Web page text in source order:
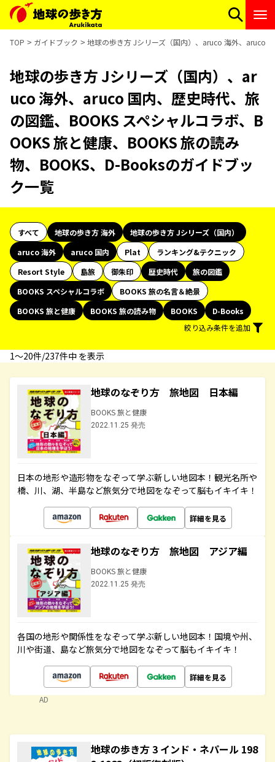
TOP ガイドブック 地球の歩き方 Jシリーズ（国内）、aruco 海外、aruco
地球の歩き方 Jシリーズ（国内）、ar
uco 海外、aruco 国内、歴史時代、旅
の図鑑、BOOKS スペシャルコラボ、B
OOKS 旅と健康、BOOKS 旅の読み
物、BOOKS、D-Booksのガイドブッ
ク一覧
すべて 地球の歩き方 海外
地球の歩き方 Jシリーズ（国内）
aruco 海外
aruco 国内 Plat
ランキング&テクニック
Resort Style
島旅 御朱印 歴史時代
旅の図鑑
BOOKS スペシャルコラボ
BOOKS 旅の名言＆絶景
BOOKS 旅と健康
BOOKS 旅の読み物 BOOKS
D-Books
絞り込み条件を追加
1〜20件/237件中 を表示
地球のなぞり方 旅地図 日本編
BOOKS 旅と健康
2022.11.25 発売
日本の地形や造形物をなぞって学ぶ新しい地図本！観光名所や
橋、川、湖、半島など旅気分で地図をなぞって脳もイキイキ！
詳細を見る
地球のなぞり方 旅地図 アジア編
BOOKS 旅と健康
2022.11.25 発売
各国の地形や関係性をなぞって学ぶ新しい地図本！国境や州、
川や街道、島など旅気分で地図をなぞって脳もイキイキ！
詳細を見る
AD
地球の歩き方 3 インド・ネパール 198